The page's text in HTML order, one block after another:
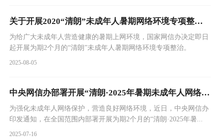
关于开展2020“清朗”未成年人暑期网络环境专项整治的通知
为给广大未成年人营造健康的暑期上网环境，国家网信办决定即日
起开展为期2个月的“清朗”未成年人暑期网络环境专项整治。
2025-08-05
中央网信办部署开展“清朗·2025年暑期未成年人网络环境整治...
为强化未成年人网络保护，营造良好网络环境，近日，中央网信办
印发通知，在全国范围内部署开展为期2个月的“清朗·2025年暑...
2025-07-16